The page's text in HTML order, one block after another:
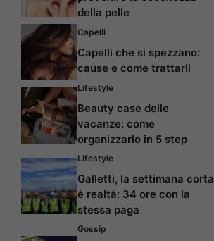
della pelle
Capelli
Capelli che si spezzano:
cause e come trattarli
Lifestyle
Beauty case delle
vacanze: come
organizzarlo in 5 step
Lifestyle
Galletti, la settimana corta
è realtà: 34 ore con la
stessa paga
Gossip